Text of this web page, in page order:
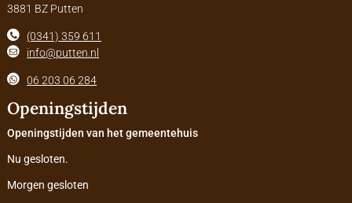
3881 BZ Putten
(0341) 359 611
info@putten.nl
06 203 06 284
Openingstijden
Openingstijden van het gemeentehuis
Nu gesloten.
Morgen gesloten